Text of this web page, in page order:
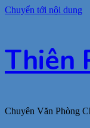
Chuyển tới nội dung
Thiên
Chuyên Văn Phòng